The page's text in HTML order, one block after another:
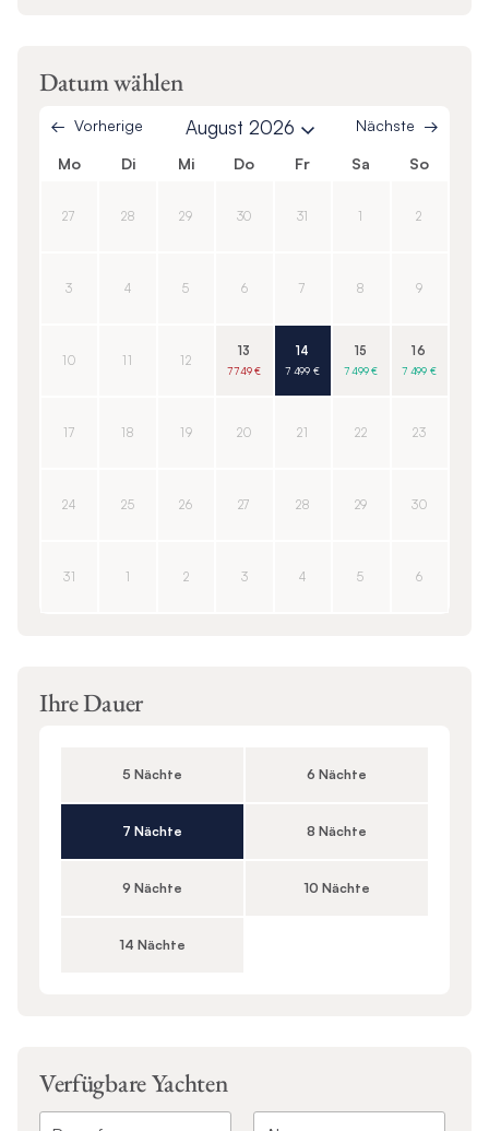
Datum wählen
Vorherige August 2026 Nächste
Mo Di Mi Do Fr Sa So
27 28 29 30 31 1 2
3 4 5 6 7 8 9
10 11 12
13
7 749 €
14
7 499 €
15
7 499 €
16
7 499 €
17 18 19 20 21 22 23
24 25 26 27 28 29 30
31 1 2 3 4 5 6
Ihre Dauer
5 Nächte 6 Nächte
7 Nächte 8 Nächte
9 Nächte 10 Nächte
14 Nächte
Verfügbare Yachten